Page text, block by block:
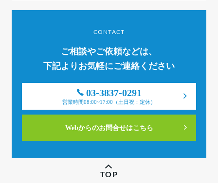
CONTACT
ご相談やご依頼などは、
下記よりお気軽にご連絡ください
03-3837-0291
営業時間08:00~17:00（土日祝：定休）
Webからのお問合せはこちら
TOP